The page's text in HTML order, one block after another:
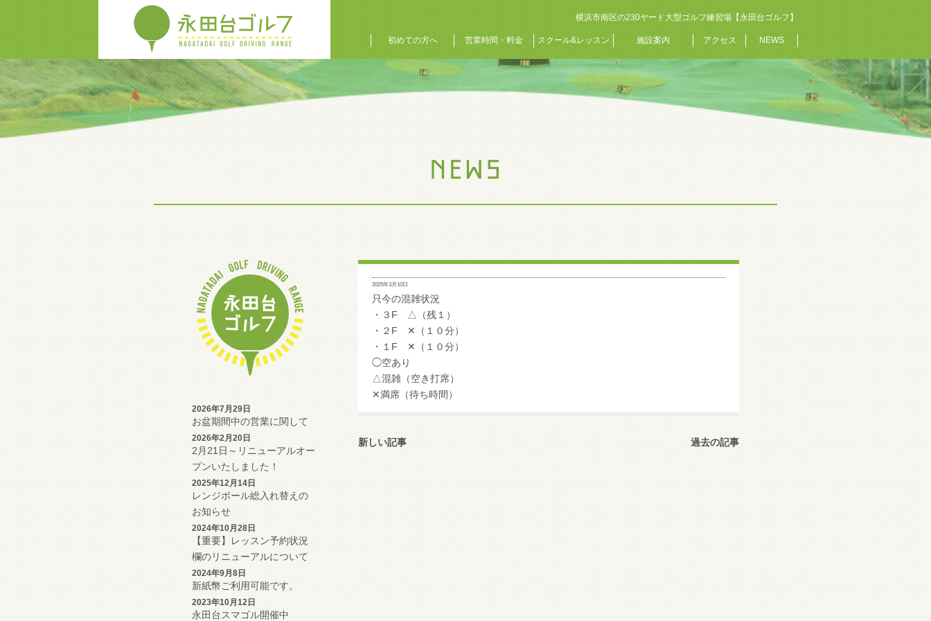
横浜市南区の230ヤード大型ゴルフ練習場【永田台ゴルフ】
初めての方へ 営業時間・料金 スクール&レッスン 施設案内 アクセス NEWS
2026年7月29日
お盆期間中の営業に関して
2026年2月20日
2月21日～リニューアルオー
プンいたしました！
2025年12月14日
レンジボール総入れ替えの
お知らせ
2024年10月28日
【重要】レッスン予約状況
欄のリニューアルについて
2024年9月8日
新紙幣ご利用可能です。
2023年10月12日
永田台スマゴル開催中
2025年3月10日
只今の混雑状況
・３F △（残１）
・２F ✕（１０分）
・１F ✕（１０分）
◯空あり
△混雑（空き打席）
✕満席（待ち時間）
新しい記事 過去の記事